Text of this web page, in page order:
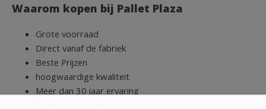
Waarom kopen bij Pallet Plaza
Grote voorraad
Direct vanaf de fabriek
Beste Prijzen
hoogwaardige kwaliteit
Meer dan 30 jaar ervaring